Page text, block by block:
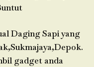
Daging Sapi yang
gadget anda